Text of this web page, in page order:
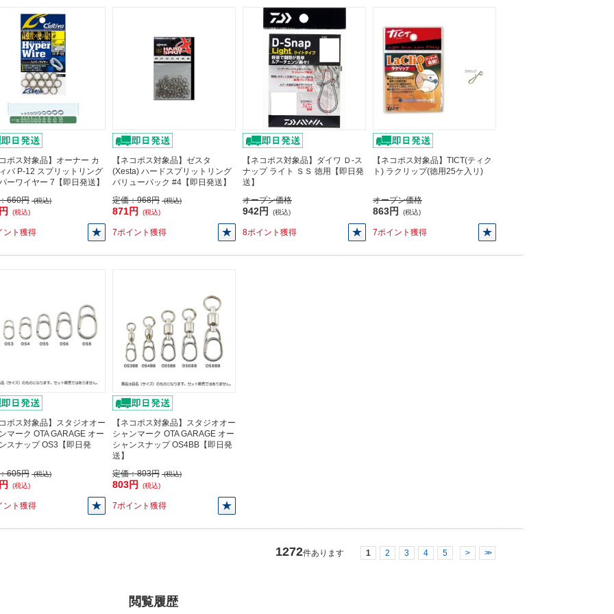
コポス対象品】オーナー カ
バ P-12 スプリットリング
ーワイヤー 7【即日発送】
660円 (税込)
(税込)
ント獲得
【ネコポス対象品】ゼスタ
(Xesta) ハードスプリットリング
バリューパック #4【即日発送】
定価：968円 (税込)
871円 (税込)
7ポイント獲得
【ネコポス対象品】ダイワ Ｄ-ス
ナップ ライト ＳＳ 徳用【即日発
送】
オープン価格
942円 (税込)
8ポイント獲得
【ネコポス対象品】TICT(ティク
ト) ラクリップ(徳用25ケ入リ)
オープン価格
863円 (税込)
7ポイント獲得
コポス対象品】スタジオオー
マーク OTA GARAGE オー
スナップ OS3【即日発
605円 (税込)
(税込)
ント獲得
【ネコポス対象品】スタジオオー
シャンマーク OTA GARAGE オー
シャンスナップ OS4BB【即日発
送】
定価：803円 (税込)
803円 (税込)
7ポイント獲得
1272件あります 1 2 3 4 5 > >>
閲覧履歴